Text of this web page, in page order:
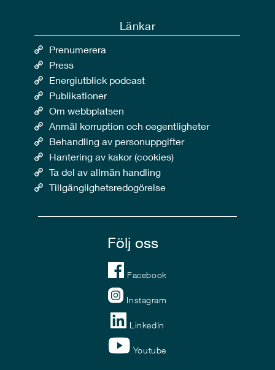
Länkar
Prenumerera
Press
Energiutblick podcast
Publikationer
Om webbplatsen
Anmäl korruption och oegentligheter
Behandling av personuppgifter
Hantering av kakor (cookies)
Ta del av allmän handling
Tillgänglighetsredogörelse
Följ oss
Facebook
Instagram
LinkedIn
Youtube